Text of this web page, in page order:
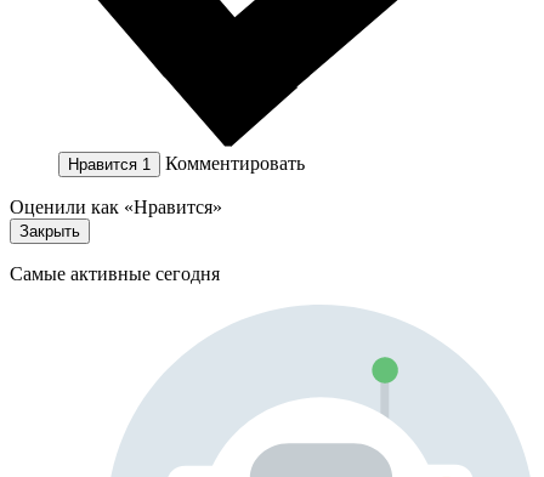
Нравится 1 Комментировать
Оценили как «Нравится»
Закрыть
Самые активные сегодня